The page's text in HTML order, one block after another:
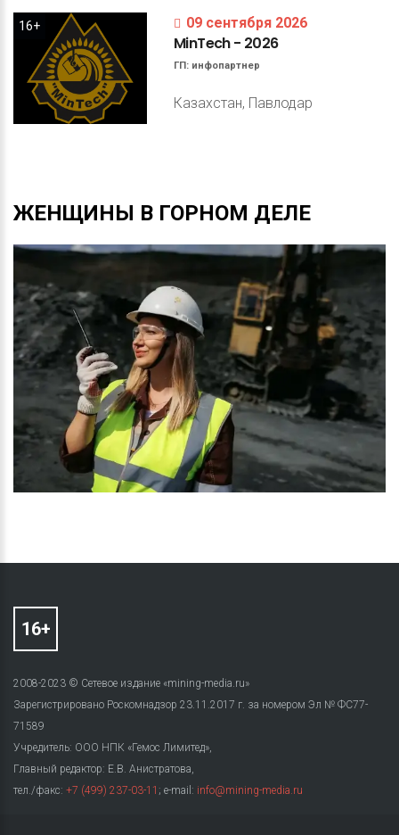
16+ 09 сентября 2026
MinTech- 2026
ГП: инфопартнер
Казахстан, Павлодар
ЖЕНЩИНЫ В ГОРНОМ ДЕЛЕ
2008-2023 © Сетевое издание «mining-media.ru»
Зарегистрировано Роскомнадзор 23.11.2017 г. за номером Эл № ФС77-
71589
Учредитель: ООО НПК «Гемос Лимитед»,
Главный редактор: Е.В. Анистратова,
тел./факс: +7 (499) 237-03-11 ; e-mail: info@mining-media.ru